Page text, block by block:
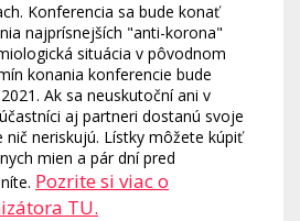
Konferencia sa bude konať
najprísnejších "anti-korona"
situácia v pôvodnom
konania konferencie bude
Ak sa neuskutoční ani v
aj partneri dostanú svoje
nič neriskujú. Lístky môžete kúpiť
mien a pár dní pred
Pozrite si viac o
TU.